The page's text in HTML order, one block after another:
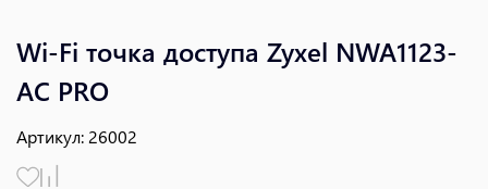
Wi-Fi точка доступа Zyxel NWA1123-
AC PRO
Артикул: 26002